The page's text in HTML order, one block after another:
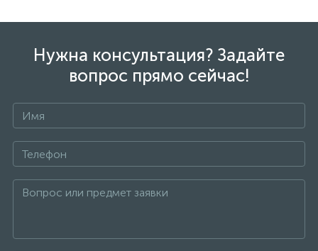
Нужна консультация? Задайте
вопрос прямо сейчас!